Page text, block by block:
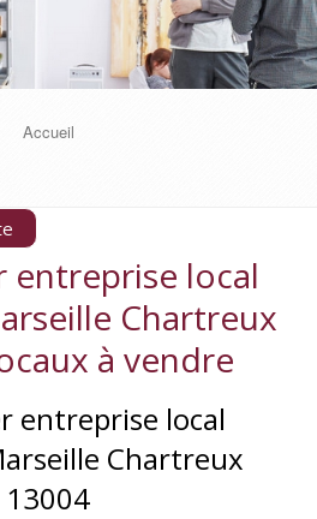
Accueil
entreprise local
Chartreux
à vendre
entreprise local
Chartreux
13004